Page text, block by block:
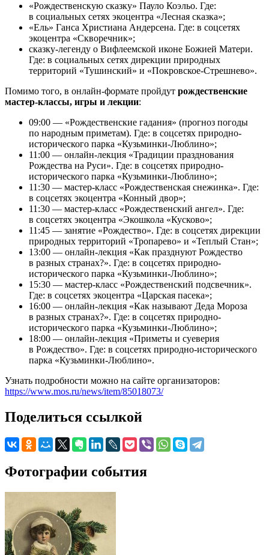
«Рождественскую сказку» Пауло Коэльо. Где:
в социальных сетях экоцентра «Лесная сказка»;
«Ель» Ганса Христиана Андерсена. Где: в соцсетях
экоцентра «Скворечник»;
сказку-легенду о Вифлеемской иконе Божией Матери.
Где: в социальных сетях дирекции природных
территорий «Тушинский» и «Покровское-Стрешнево».
Помимо того, в онлайн-формате пройдут рождественские
мастер-классы, игры и лекции:
09:00 — «Рождественские гадания» (прогноз погоды
по народным приметам). Где: в соцсетях природно-
исторического парка «Кузьминки-Люблино»;
11:00 — онлайн-лекция «Традиции празднования
Рождества на Руси». Где: в соцсетях природно-
исторического парка «Кузьминки-Люблино»;
11:30 — мастер-класс «Рождественская снежинка». Где:
в соцсетях экоцентра «Конный двор»;
11:30 — мастер-класс «Рождественский ангел». Где:
в соцсетях экоцентра «Экошкола «Кусково»;
11:45 — занятие «Рождество». Где: в соцсетях дирекции
природных территорий «Тропарево» и «Теплый Стан»;
13:00 — онлайн-лекция «Как празднуют Рождество
в разных странах?». Где: в соцсетях природно-
исторического парка «Кузьминки-Люблино»;
15:30 — мастер-класс «Рождественский подсвечник».
Где: в соцсетях экоцентра «Царская пасека»;
16:00 — онлайн-лекция «Как называют Деда Мороза
в разных странах?». Где: в соцсетях природно-
исторического парка «Кузьминки-Люблино»;
18:00 — онлайн-лекция «Приметы и суеверия
в Рождество». Где: в соцсетях природно-исторического
парка «Кузьминки-Люблино».
Узнать подробности можно на сайте организаторов:
https://www.mos.ru/news/item/85018073/
Поделиться ссылкой
Фотографии события